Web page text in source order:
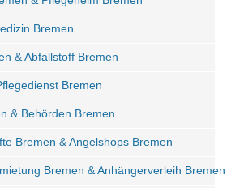
Bremen
& Abfallstoff Bremen
Bremen
& Behörden Bremen
Bremen & Angelshops Bremen
Bremen & Anhängerverleih Bremen